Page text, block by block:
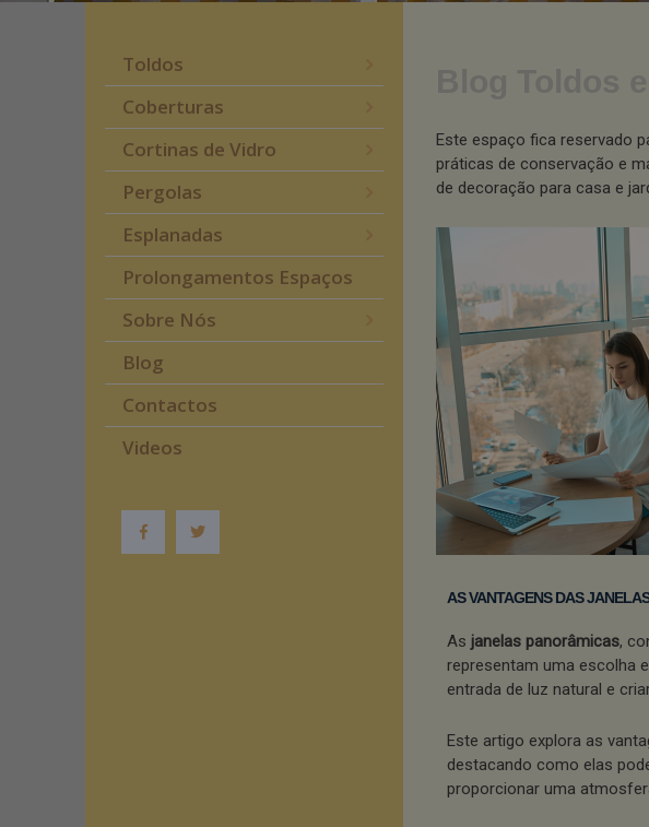
Toldos
Coberturas
Cortinas de Vidro
Pergolas
Esplanadas
Prolongamentos Espaços
Sobre Nós
Blog
Contactos
Videos
Este espaço fica reservado
práticas de conservação e
de decoração para casa e
AS VANTAGENS DAS
As janelas panorâmicas,
representam uma escolha
entrada de luz natural e
Este artigo explora as
destacando como elas
proporcionar uma